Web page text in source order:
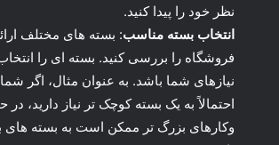
نظر خود را پیدا کنید.
انتخاب بسته مناسب: بسته های مختلف
فروشگاه را بررسی کنید. بسته ای را
نیازهای شما باشد. به عنوان مثال، اگر شما
احتمالاً به یک بسته کوچک تر نیاز دارید،
وکارهای بزرگ تر ممکن است به بسته های